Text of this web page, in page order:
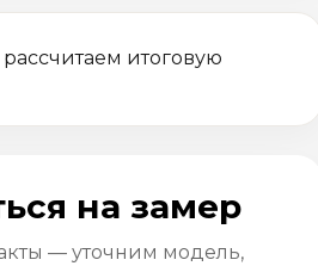
итоговую
на замер
— уточним модель,